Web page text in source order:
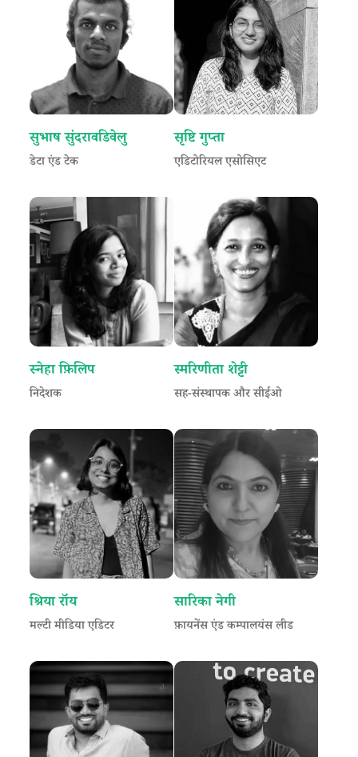
सुभाष सुंदरावडिवेलु
डेटा एंड टेक
सृष्टि गुप्ता
एडिटोरियल एसोसिएट
स्नेहा फ़िलिप
निदेशक
स्मरिणीता शेट्टी
सह-संस्थापक और सीईओ
श्रिया रॉय
मल्टी मीडिया एडिटर
सारिका नेगी
फ़ायनेंस एंड कम्पालयंस लीड